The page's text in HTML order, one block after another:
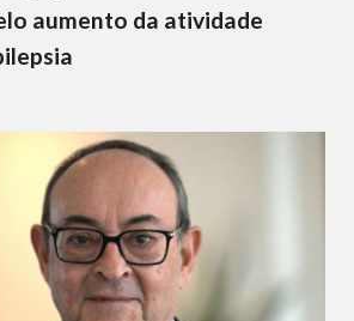
aumento da atividade